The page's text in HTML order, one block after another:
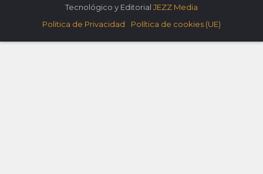
Tecnológico y Editorial JEZZ Media
Politica de Privacidad
Política de cookies (UE)